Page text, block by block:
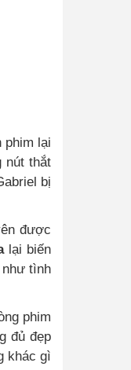
phim lại
nút thắt
bị
được
lại biến
như tình
phim
đủ đẹp
khác gì